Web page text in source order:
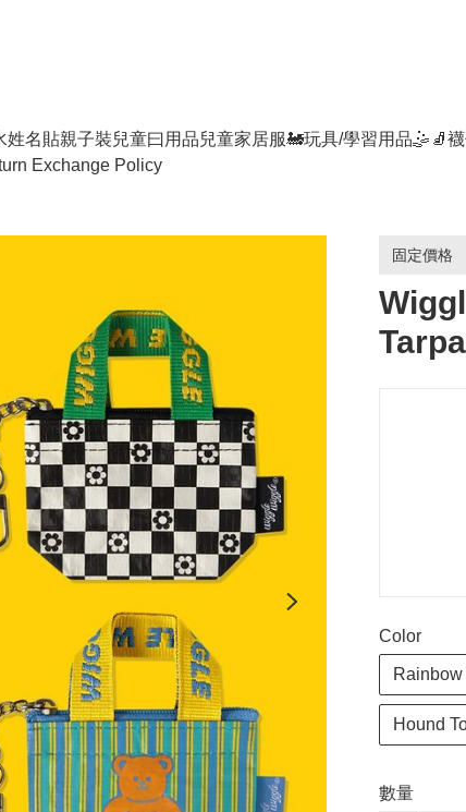
姓名貼親子裝兒童曰用品兒童家居服🚂玩具/學習用品🤹 🧦
Exchange Policy
固定價格
Color
Hound
數量